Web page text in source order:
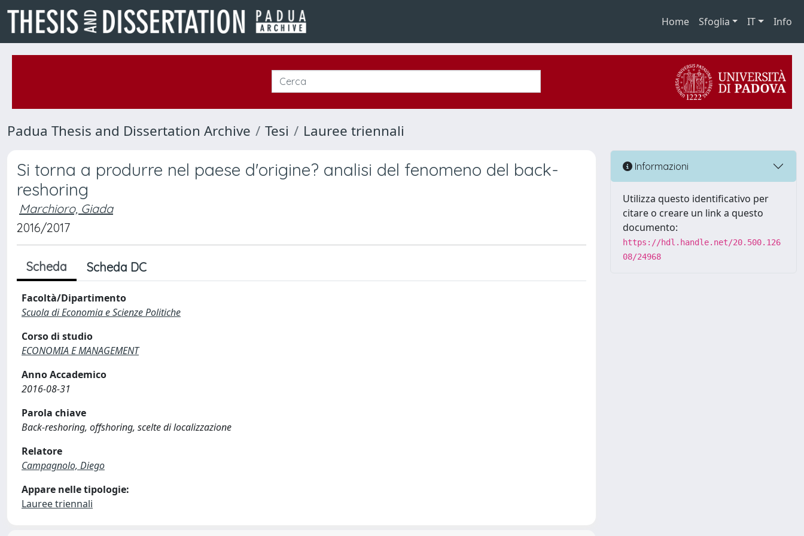
Home Sfoglia IT Info
Padua Thesis and Dissertation Archive Tesi Lauree triennali
Si torna a produrre nel paese d'origine? analisi del fenomeno del back-
reshoring
Marchioro, Giada
2016/2017
Scheda Scheda DC
Facoltà/Dipartimento
Scuola di Economia e Scienze Politiche
Corso di studio
ECONOMIA E MANAGEMENT
Anno Accademico
2016-08-31
Parola chiave
Back-reshoring, offshoring, scelte di localizzazione
Relatore
Campagnolo, Diego
Appare nelle tipologie:
Lauree triennali
Informazioni
Utilizza questo identificativo per
citare o creare un link a questo
documento:
https://hdl.handle.net/20.500.126
08/24968